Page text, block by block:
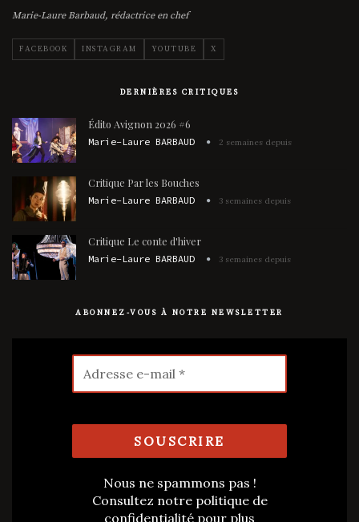
Marie-Laure Barbaud, rédactrice en chef
FACEBOOK INSTAGRAM YOUTUBE X
DERNIÈRES CRITIQUES
Édito Avignon 2026 #6
Marie-Laure BARBAUD 2 semaines depuis
Critique Par les Bouches
Marie-Laure BARBAUD 3 semaines depuis
Critique Le conte d'hiver
Marie-Laure BARBAUD 3 semaines depuis
ABONNEZ-VOUS À NOTRE NEWSLETTER
Nous ne spammons pas !
Consultez notre politique de
confidentialité pour plus